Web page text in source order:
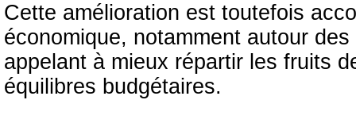
Cette amélioration est toutefois
économique, notamment autour
appelant à mieux répartir les fruits
équilibres budgétaires.